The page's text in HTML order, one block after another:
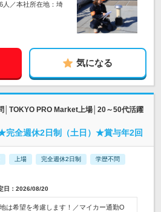
人／本社所在地：埼
気になる
│TOKYO PRO Market上場│20～50代活躍
完全週休2日制（土日）★賞与年2回
上場 完全週休2日制 学歴不問
日：2026/08/20
は希望を考慮します！／マイカー通勤O